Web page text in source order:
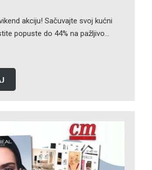
akciju! Sačuvajte svoj kućni
popuste do 44% na pažljivo…